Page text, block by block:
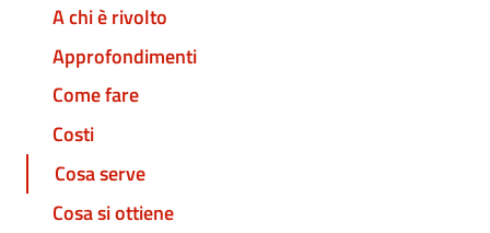
A chi è rivolto
Approfondimenti
Come fare
Costi
Cosa serve
Cosa si ottiene